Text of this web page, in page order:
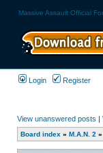
Massive Assault Official
Login Register
View unanswered posts |
Board index » M.A.N. 2 »